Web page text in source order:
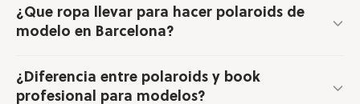
¿Que ropa llevar para hacer polaroids de
modelo en Barcelona?
¿Diferencia entre polaroids y book
profesional para modelos?